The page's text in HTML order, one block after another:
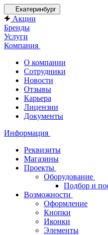
Екатеринбург
Акции
Бренды
Услуги
Компания
О компании
Сотрудники
Новости
Отзывы
Карьера
Лицензии
Документы
Информация
Реквизиты
Магазины
Проекты
Оборудование
Подбор и
Возможности
Оформление
Кнопки
Иконки
Элементы